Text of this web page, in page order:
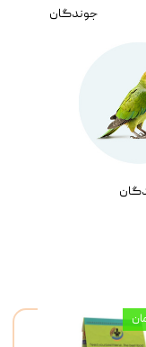
جوندگان